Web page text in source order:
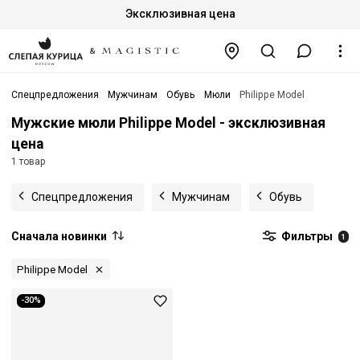
Эксклюзивная цена
Спецпредложения Мужчинам Обувь Мюли Philippe Model
Мужские мюли Philippe Model - эксклюзивная
цена
1 товар
Спецпредложения Мужчинам Обувь
Сначала новинки Фильтры 1
Philippe Model
-30%